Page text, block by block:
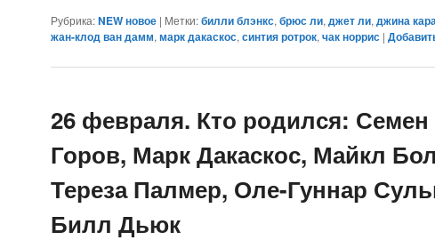
Рубрика: NEW новое | Метки: билли блэнкс,брюс ли,джет ли,джина
жан-клод ван дамм,марк дакаскос,синтия ротрок,чак норрис |
26 февраля. Кто родился: Семен
Горов, Марк Дакаскос, Майкл
Тереза Палмер, Оле-Гуннар
Билл Дьюк